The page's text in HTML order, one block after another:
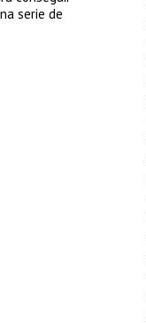
serie de